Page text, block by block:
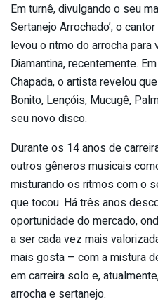
Em turnê, divulgando o seu
Sertanejo Arrochado’, o
levou o ritmo do arrocha para
Diamantina, recentemente.
Chapada, o artista revelou
Bonito, Lençóis, Mucugê,
seu novo disco.
Durante os 14 anos de
outros gêneros musicais
misturando os ritmos com o
que tocou. Há três anos
oportunidade do mercado,
a ser cada vez mais
mais gosta – com a mistura
em carreira solo e,
arrocha e sertanejo.